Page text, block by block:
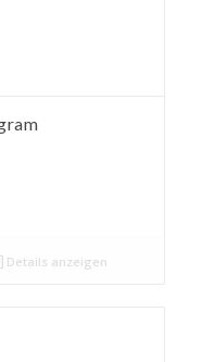
Details anzeigen